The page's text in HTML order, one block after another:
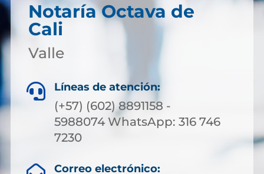
Notaría Octava de
Cali
Valle
 Líneas de atención:
(+57) (602) 8891158 -
5988074 WhatsApp: 316 746
7230
Correo electrónico: